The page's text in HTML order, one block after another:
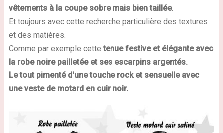
vêtements à la coupe sobre mais bien taillée.
Et toujours avec cette recherche particulière des textures
et des matières.
Comme par exemple cettetenue festive et élégante avec
la robe noire pailletée et ses escarpins argentés.
Le tout pimenté d'une touche rock et sensuelle avec
une veste de motard en cuir noir.